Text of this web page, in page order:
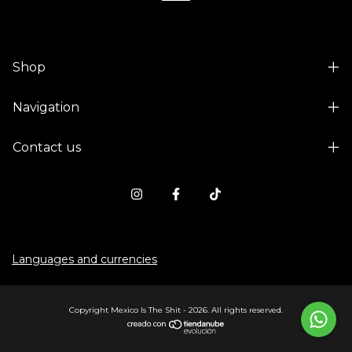
Shop
Navigation
Contact us
Languages and currencies
Copyright Mexico Is The Shit - 2026. All rights reserved.